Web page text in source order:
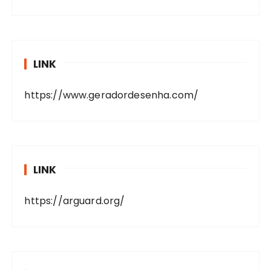
LINK
https://www.geradordesenha.com/
LINK
https://arguard.org/